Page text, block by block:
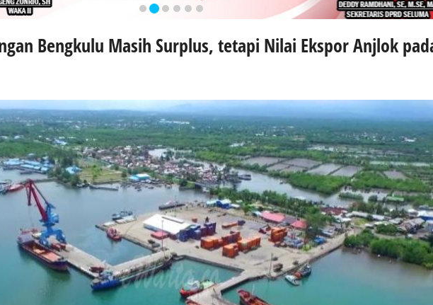
Bengkulu Masih Surplus, tetapi Nilai Ekspor Anjlok